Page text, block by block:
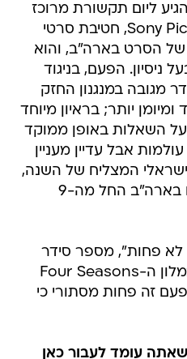
ליום תקשורת מרוכז
של חברת Sony Picture Classics, חטיבת סרטי
של הסרט בארה"ב, והוא
ניסיון. הפעם, בניגוד
מגובה במנגנון החזק
יותר; בראיון מיוחד
על השאלות באופן ממוקד
אבל עדיין מעניין
המצליח של השנה,
שצפוי לכבוש את המסכים בארה"ב החל מה-9
לא פחות", מספר סידר
בראיון שהתקיים הבוקר במלון ה-Four Seasons
זה פחות מסתורי כי
עומד לעבור כאן